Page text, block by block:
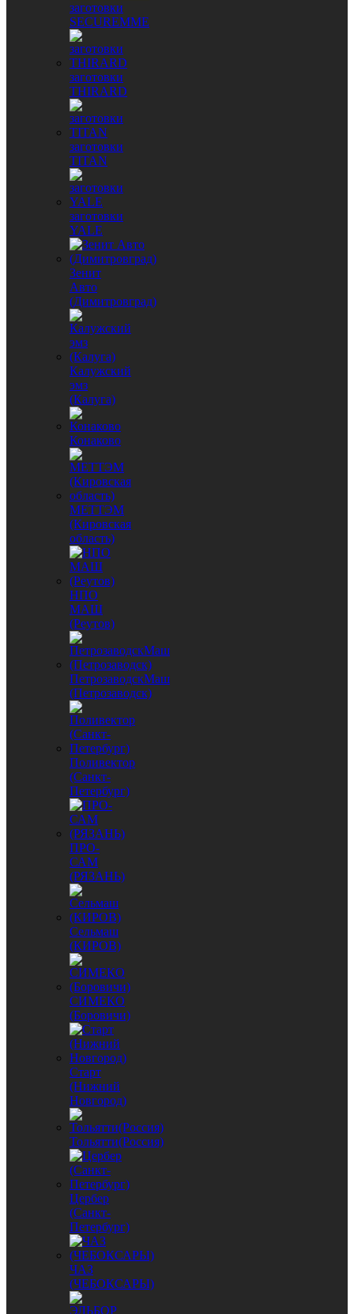
заготовки
SECUREMME
заготовки
THIRARD
заготовки
TITAN
заготовки
YALE
Зенит
Авто
(Димитровград)
Калужский
эмз
(Калуга)
Конаково
МЕТТЭМ
(Кировская
область)
НПО
МАШ
(Реутов)
ПетрозаводскМаш
(Петрозаводск)
Поливектор
(Санкт-
Петербург)
ПРО-
САМ
(РЯЗАНЬ)
Сельмаш
(КИРОВ)
СИМЕКО
(Боровичи)
Старт
(Нижний
Новгород)
Тольятти(Россия)
Цербер
(Санкт-
Петербург)
ЧАЗ
(ЧЕБОКСАРЫ)